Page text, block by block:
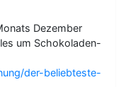
Dezember
um Schokoladen-
der-beliebteste-